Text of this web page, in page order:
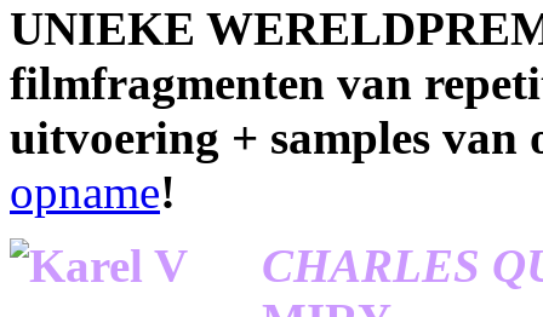
UNIEKE
filmfragmenten van
uitvoering + samples van
opname!
CHARLES